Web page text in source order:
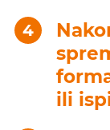
ili